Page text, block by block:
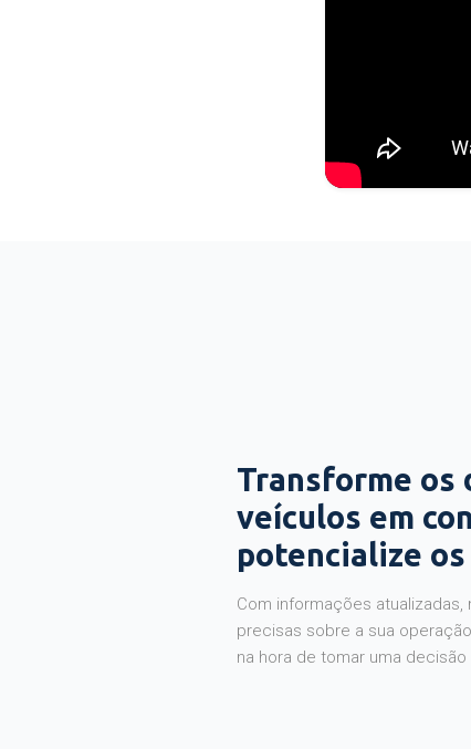
Transforme os
veículos em
potencialize
Com informações atualizadas,
precisas sobre a sua
na hora de tomar uma decisão